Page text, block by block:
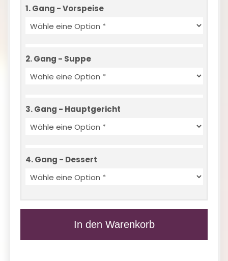
1. Gang - Vorspeise
2. Gang - Suppe
3. Gang - Hauptgericht
4. Gang - Dessert
Budapest
WeihnachtsabendIn den Warenkorb